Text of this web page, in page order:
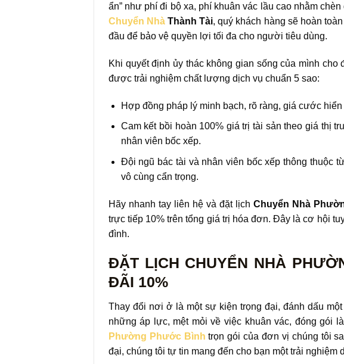
ẩn” như phí đi bộ xa, phí khuân vác lầu cao nhằm
Chuyển NhàThành Tài, quý khách hàng sẽ hoàn
đầu để bảo vệ quyền lợi tối đa cho người tiêu dùng.
Khi quyết định ủy thác không gian sống của mình cho
được trải nghiệm chất lượng dịch vụ chuẩn 5 sao:
Hợp đồng pháp lý minh bạch, rõ ràng, giá cước
Cam kết bồi hoàn 100% giá trị tài sản theo giá thị
nhân viên bốc xếp.
Đội ngũ bác tài và nhân viên bốc xếp thông thuộc
vô cùng cẩn trọng.
Hãy nhanh tay liên hệ và đặt lịch Chuyển Nhà
trực tiếp 10% trên tổng giá trị hóa đơn. Đây là cơ hội
đình.
ĐẶT LỊCH CHUYỂN NHÀ
ĐÃI 10%
Thay đổi nơi ở là một sự kiện trọng đại, đánh dấu
những áp lực, mệt mỏi về việc khuân vác, đóng gói
Phường Phước Bình trọn gói của đơn vị chúng tôi
đại, chúng tôi tự tin mang đến cho bạn một trải nghiệm